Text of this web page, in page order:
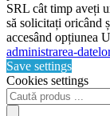
SRL cât timp aveți
să solicitați oricând
accesând opțiunea
administrarea-
Save settings
Cookies settings
Products
search